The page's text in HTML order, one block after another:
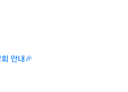
안내🎉